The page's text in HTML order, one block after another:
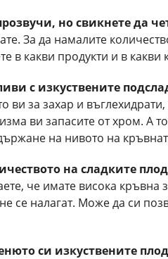
но свикнете да
За да намалите
в какви продукти и в
с изкуствените
ви за захар и
ви запасите от хром. А
на нивото на
на сладките
че имате висока кръвна
се налагат. Може да си
си изкуствените